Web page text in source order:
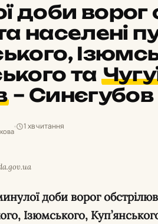
доби ворог
населені
та
– Синєгубов
1 хв читання
доби ворог
Ізюмського,